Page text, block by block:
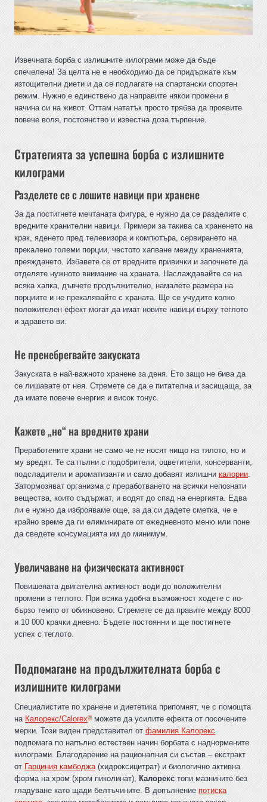
Извечната борба с излишните килограми може да бъде
спечелена! За целта не е необходимо да се придържате към
изтощителни диети и да се подлагате на спартански спортен
режим. Нужно е единствено да направите някои промени в
начина си на живот. Оттам нататък просто трябва да проявите
повече воля, постоянство и известна доза търпение.
Стратегията за успешна борба с излишните
килограми
Разделете се с лошите навици при хранене
За да постигнете мечтаната фигура, е нужно да се разделите с
вредните хранителни навици. Примери за такива са храненето на
крак, яденето пред телевизора и компютъра, сервирането на
прекалено големи порции, честото хапване между храненията,
преяждането. Избавете се от вредните привички и започнете да
отделяте нужното внимание на храната. Наслаждавайте се на
всяка хапка, дъвчете продължително, намалете размера на
порциите и не прекалявайте с храната. Ще се учудите колко
положителен ефект могат да имат новите навици върху теглото
и здравето ви.
Не пренебрегвайте закуската
Закуската е най-важното хранене за деня. Ето защо не бива да
се лишавате от нея. Стремете се да е питателна и засищаща, за
да имате повече енергия и висок тонус.
Кажете „не“ на вредните храни
Преработените храни не само че не носят нищо на тялото, но и
му вредят. Те са пълни с подобрители, оцветители, консерванти,
подсладители и ароматизанти и само добавят излишни калории.
Затормозяват организма с преработването на всички непознати
вещества, които съдържат, и водят до спад на енергията. Едва
ли е нужно да изброяваме още, за да си дадете сметка, че е
крайно време да ги елиминирате от ежедневното меню или поне
да сведете консумацията им до минимум.
Увеличаване на физическата активност
Повишената двигателна активност води до положителни
промени в теглото. При всяка удобна възможност ходете с по-
бързо темпо от обикновено. Стремете се да правите между 8000
и 10 000 крачки дневно. Бъдете постоянни и ще постигнете
успех с теглото.
Подпомагане на продължителната борба с
излишните килограми
Специалистите по хранене и диететика припомнят, че с помощта
на Калорекс/Calorex®можете да усилите ефекта от посочените
мерки. Този виден представител от фамилия Калорекс
подпомага по напълно естествен начин борбата с наднормените
килограми. Благодарение на рационалния си състав – екстракт
от Гарциния камбоджа(хидроксицитрат) и биологично активна
форма на хром (хром пиколинат),Калорекс топи мазнините без
гладуване като щади белтъчините. В допълнение потиска